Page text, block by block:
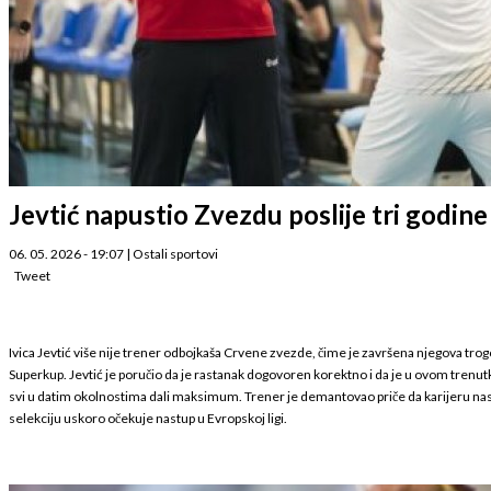
Jevtić napustio Zvezdu poslije tri
06. 05. 2026 - 19:07 | Ostali sportovi
Tweet
Ivica Jevtić više nije trener odbojkaša Crvene zvezde, čime je završena njegova
Superkup. Jevtić je poručio da je rastanak dogovoren korektno i da je u ovom
svi u datim okolnostima dali maksimum. Trener je demantovao priče da karijeru
selekciju uskoro očekuje nastup u Evropskoj ligi.